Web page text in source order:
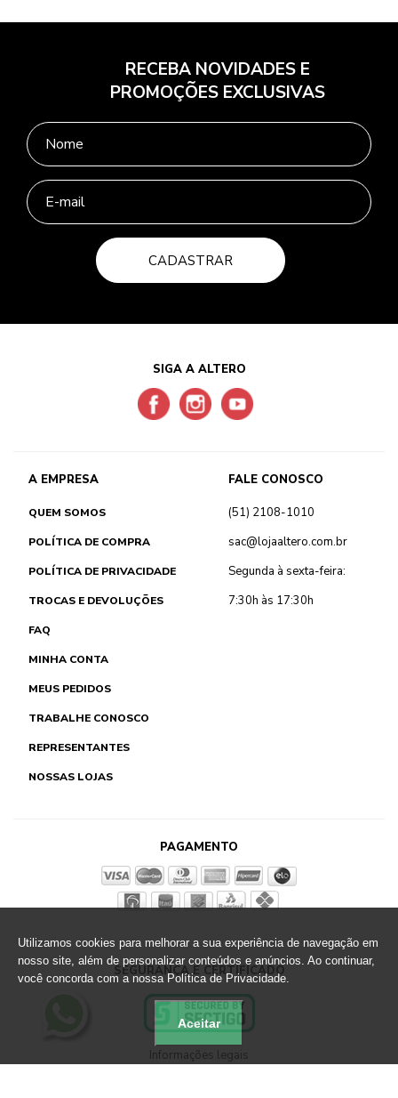
RECEBA NOVIDADES E
PROMOÇÕES EXCLUSIVAS
CADASTRAR
SIGA A ALTERO
A EMPRESA
QUEM SOMOS
POLÍTICA DE COMPRA
POLÍTICA DE PRIVACIDADE
TROCAS E DEVOLUÇÕES
FAQ
MINHA CONTA
MEUS PEDIDOS
TRABALHE CONOSCO
REPRESENTANTES
NOSSAS LOJAS
FALE CONOSCO
(51) 2108-1010
sac@lojaaltero.com.br
Segunda à sexta-feira:
7:30h às 17:30h
PAGAMENTO
SEGURANÇA E CERTIFICADO
Informações legais
Utilizamos cookies para melhorar a sua experiência de navegação em
nosso site, além de personalizar conteúdos e anúncios. Ao continuar,
você concorda com a nossa Política de Privacidade.
Aceitar